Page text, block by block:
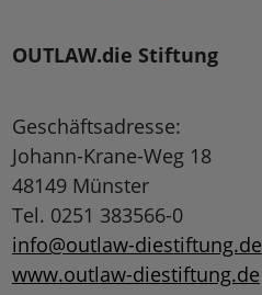
OUTLAW.die Stiftung
Geschäftsadresse:
Johann-Krane-Weg 18
48149 Münster
Tel. 0251 383566-0
info@outlaw-diestiftung.de
www.outlaw-diestiftung.de